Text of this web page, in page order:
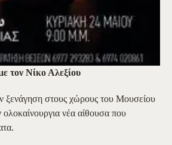
τον Νίκο Αλεξίου
στους χώρους του Μουσείου
νέα αίθουσα που